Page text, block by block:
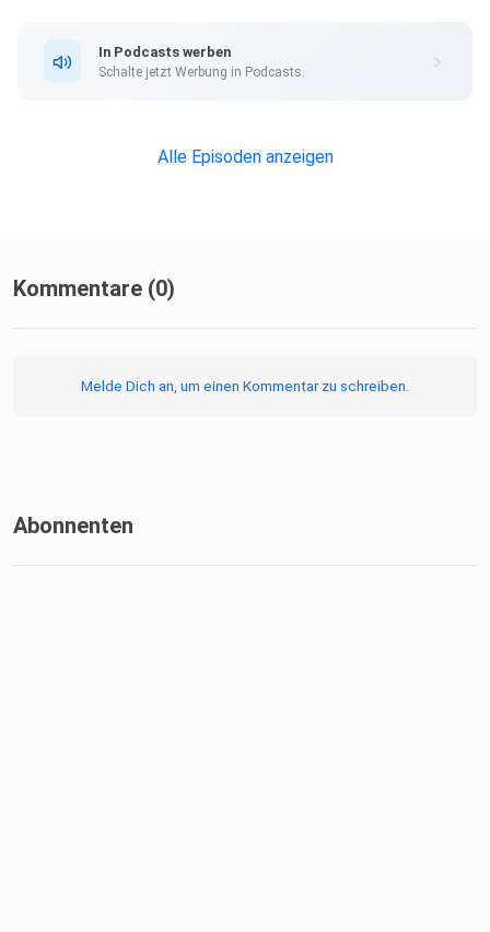
https://www.instagram.com/transformationsreise/
In Podcasts werben
Schalte jetzt Werbung in Podcasts.
Alle Episoden anzeigen
Kommentare (0)
Melde Dich an, um einen Kommentar zu schreiben.
Abonnenten